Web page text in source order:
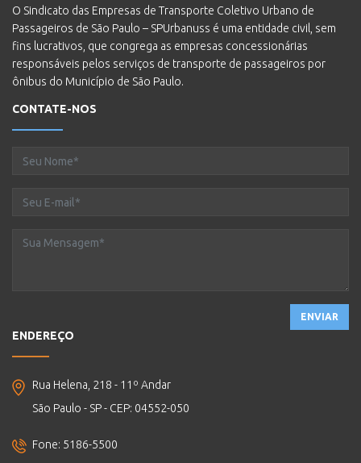
O Sindicato das Empresas de Transporte Coletivo Urbano de
Passageiros de São Paulo – SPUrbanuss é uma entidade civil, sem
fins lucrativos, que congrega as empresas concessionárias
responsáveis pelos serviços de transporte de passageiros por
ônibus do Município de São Paulo.
CONTATE-NOS
ENVIAR
ENDEREÇO
Rua Helena, 218 - 11º Andar
São Paulo - SP - CEP: 04552-050
Fone: 5186-5500